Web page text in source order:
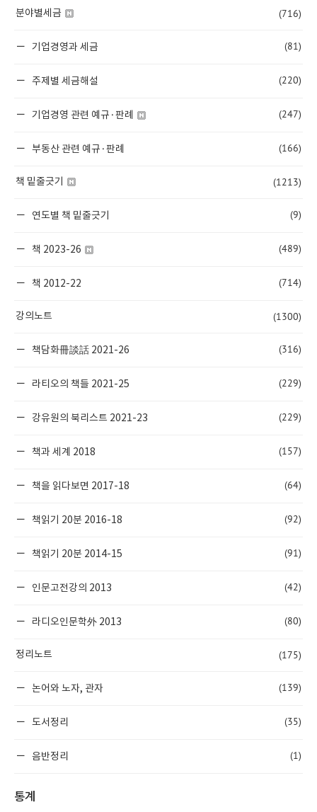
분야별세금 (716)
기업경영과 세금 (81)
주제별 세금해설 (220)
기업경영 관련 예규·판례 (247)
부동산 관련 예규·판례 (166)
책 밑줄긋기 (1213)
연도별 책 밑줄긋기 (9)
책 2023-26 (489)
책 2012-22 (714)
강의노트 (1300)
책담화冊談話 2021-26 (316)
라티오의 책들 2021-25 (229)
강유원의 북리스트 2021-23 (229)
책과 세계 2018 (157)
책을 읽다보면 2017-18 (64)
책읽기 20분 2016-18 (92)
책읽기 20분 2014-15 (91)
인문고전강의 2013 (42)
라디오인문학外 2013 (80)
정리노트 (175)
논어와 노자, 관자 (139)
도서정리 (35)
음반정리 (1)
통계